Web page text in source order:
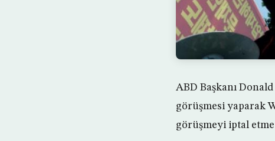
ABD Başkanı
görüşmesi yaparak
görüşmeyi iptal